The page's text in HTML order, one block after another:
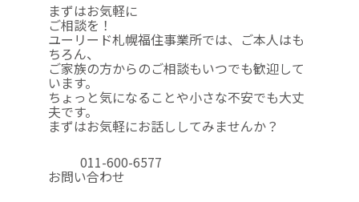
まずはお気軽に
ご相談を！
ユーリード札幌福住事業所では、ご本人はも
ちろん、
ご家族の方からのご相談もいつでも歓迎して
います。
ちょっと気になることや小さな不安でも大丈
夫です。
まずはお気軽にお話ししてみませんか？
011-600-6577
お問い合わせ